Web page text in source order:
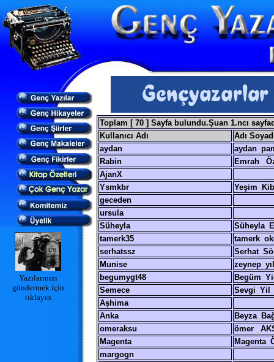
Yazılarınızı
göndermek için
tıklayın
Toplam [ 70 ] Sayfa bulundu.Şuan 1.ncı
Kullanıcı Adı
Adı
aydan
aydan
Rabin
Emrah
AjanX
Ysmkbr
Yeşim
geceden
ursula
Süheyla
Süheyla_
tamerk35
tamerk
serhatssz
Serhat_
Munise
zeynep
begumygt48
Begüm
Semece
Sevgi Yil
Aşhima
Anka
Beyza_
omeraksu
ömer
Magenta
Magenta_
margogn